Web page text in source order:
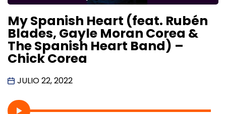
My Spanish Heart (feat. Rubén
Blades, Gayle Moran Corea &
The Spanish Heart Band) –
Chick Corea
JULIO 22, 2022